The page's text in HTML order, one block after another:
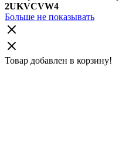
2UKVCVW4
Больше не показывать
Товар добавлен в корзину!